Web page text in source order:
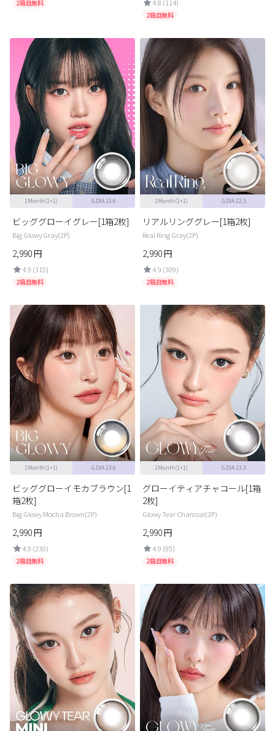
2箱目無料 4.8 (114)
2箱目無料
1Month(1+1) G.DIA 13.6
ビッググローイグレー[1箱2枚]
Big Glowy Gray(2P)
2,990円
4.9 (315)
2箱目無料
1Month(1+1) G.DIA 12.5
リアルリンググレー[1箱2枚]
Real Ring Gray(2P)
2,990円
4.9 (309)
2箱目無料
1Month(1+1) G.DIA 13.6
ビッググローイモカブラウン[1
箱2枚]
Big Glowy Mocha Brown(2P)
2,990円
4.9 (230)
2箱目無料
1Month(1+1) G.DIA 13.3
グローイティアチャコール[1箱
2枚]
Glowy Tear Charcoal(2P)
2,990円
4.9 (95)
2箱目無料